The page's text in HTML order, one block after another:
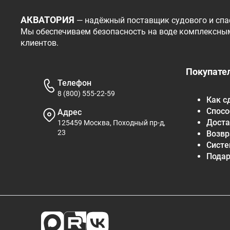
АКВАТОРИЯ — надёжный поставщик судового и
Мы обеспечиваем безопасность на воде
клиентов.
Как
Телефон
8 (800) 555-22-59
Адрес
125459 Москва, Походный пр-д,
23